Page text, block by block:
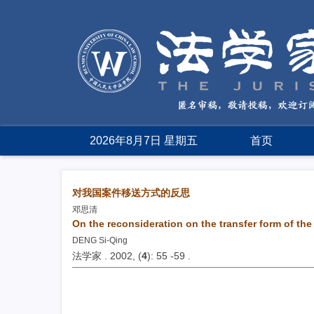
2026年8月7日 星期五 首页
对我国案件移送方式的反思
邓思清
On the reconsideration on the transfer form of the
DENG Si-Qing
法学家 . 2002, (4): 55 -59 .